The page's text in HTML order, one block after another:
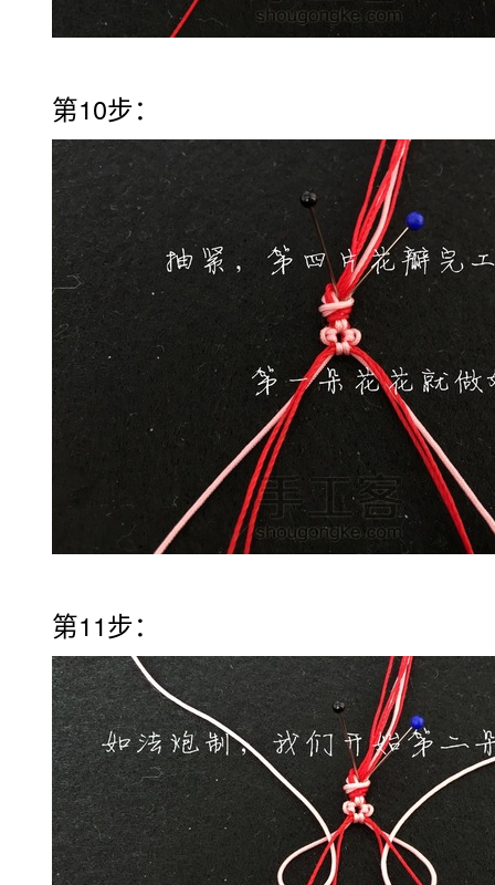
第10步：
第11步：